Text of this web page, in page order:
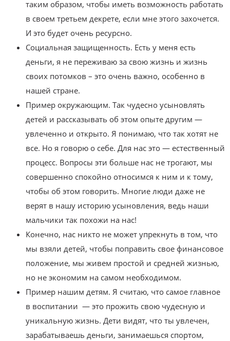
таким образом, чтобы иметь возможность работать
в своем третьем декрете, если мне этого захочется.
И это будет очень ресурсно.
Социальная защищенность. Есть у меня есть
деньги, я не переживаю за свою жизнь и жизнь
своих потомков – это очень важно, особенно в
нашей стране.
Пример окружающим. Так чудесно усыновлять
детей и рассказывать об этом опыте другим —
увлеченно и открыто. Я понимаю, что так хотят не
все. Но я говорю о себе. Для нас это — естественный
процесс. Вопросы эти больше нас не трогают, мы
совершенно спокойно относимся к ним и к тому,
чтобы об этом говорить. Многие люди даже не
верят в нашу историю усыновления, ведь наши
мальчики так похожи на нас!
Конечно, нас никто не может упрекнуть в том, что
мы взяли детей, чтобы поправить свое финансовое
положение, мы живем простой и средней жизнью,
но не экономим на самом необходимом.
Пример нашим детям. Я считаю, что самое главное
в воспитании — это прожить свою чудесную и
уникальную жизнь. Дети видят, что ты увлечен,
зарабатываешь деньги, занимаешься спортом,